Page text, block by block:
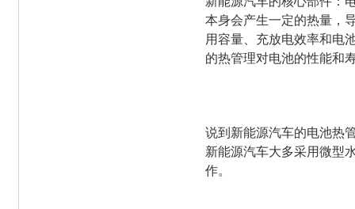
本身会产生一定的热量，
用容量、充放电效率和电
的热管理对电池的性能和
说到新能源汽车的电池热
新能源汽车大多采用微型
作。